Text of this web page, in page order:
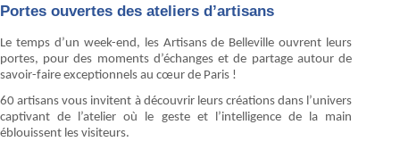
Portes ouvertes des ateliers d’artisans
Le temps d’un week-end, les Artisans de Belleville ouvrent leurs
portes, pour des moments d’échanges et de partage autour de
savoir-faire exceptionnels au cœur de Paris !
60 artisans vous invitent à découvrir leurs créations dans l’univers
captivant de l’atelier où le geste et l’intelligence de la main
éblouissent les visiteurs.